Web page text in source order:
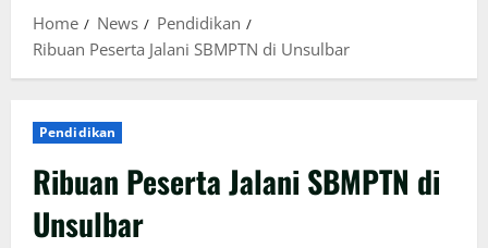
Home News
Pendidikan
Ribuan Peserta Jalani SBMPTN di Unsulbar
Pendidikan
Ribuan Peserta Jalani SBMPTN di
Unsulbar